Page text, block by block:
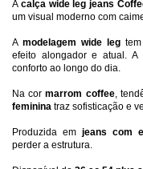
A calça wide leg jeans
um visual moderno com
A modelagem wide leg tem
efeito alongador e atual. A
conforto ao longo do dia.
Na cor marrom coffee,
feminina traz sofisticação e
Produzida em jeans com
perder a estrutura.